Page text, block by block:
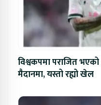
विश्वकपमा पराजित
मैदानमा, यस्तो रह्यो खेल